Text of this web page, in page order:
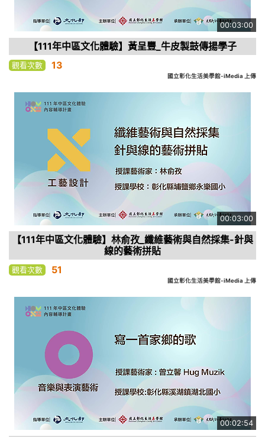
00:03:00
【111年中區文化體驗】黃呈豐_牛皮製鼓傳揚學子
觀看次數 13
國立彰化生活美學館-iMedia 上傳
00:03:00
【111年中區文化體驗】林俞孜_纖維藝術與自然採集-針與
線的藝術拼貼
觀看次數 51
國立彰化生活美學館-iMedia 上傳
00:02:54